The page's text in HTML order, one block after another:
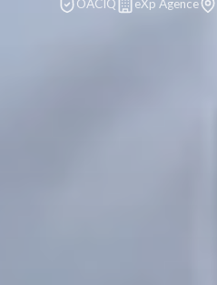
OACIQ eXp Agence